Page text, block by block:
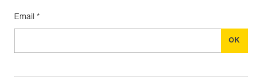
Email *